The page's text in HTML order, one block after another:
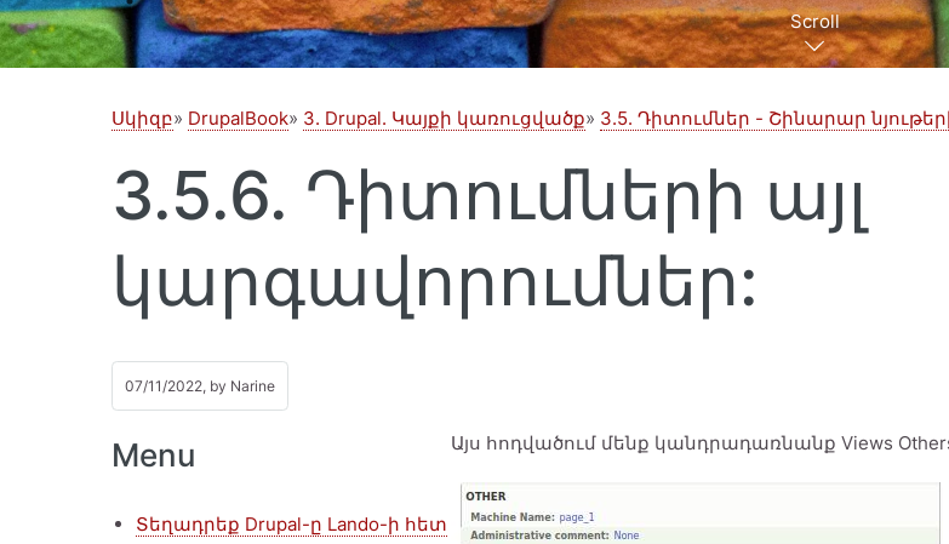
Scroll
Սկիզբ DrupalBook 3. Drupal. Կայքի կառուցվածք 3.5. Դիտումներ - Շինարար
3.5.6. Դիտումների այլ
կարգավորումներ:
07/11/2022, by Narine
Menu
Տեղադրեք Drupal-ը Lando-ի հետ
Այս հոդվածում մենք կանդրադառնանք Views